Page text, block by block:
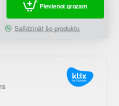
Pievienot grozam
Salīdzināt šo produktu